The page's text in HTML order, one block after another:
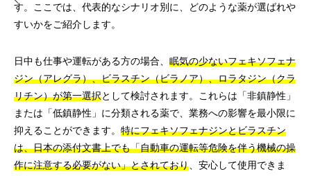
す。ここでは、代表的なシナリオ別に、どのような薬が選ばれや
すいかをご紹介します。
日中も仕事や運転がある方の場合、 眠気の少ないフェキソフェナ
ジン（アレグラ）、ビラスチン（ビラノア）、ロラタジン（クラ
リチン）が第一選択として検討されます。これらは「非鎮静性」
または「低鎮静性」に分類される薬で、業務への影響を最小限に
抑えることができます。 特にフェキソフェナジンとビラスチン
は、日本の添付文書上でも「自動車の運転等危険を伴う機械の操
作に注意する必要がない」とされており 、安心して使用できま